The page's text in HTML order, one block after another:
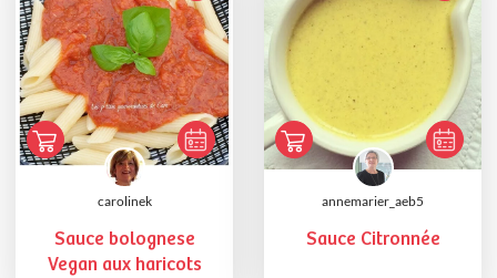
carolinek
Sauce bolognese
Vegan aux haricots
annemarier_aeb5
Sauce Citronnée